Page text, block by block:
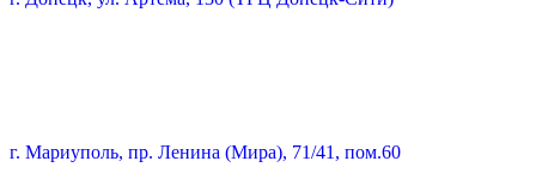
г. Мариуполь, пр. Ленина (Мира), 71/41, пом.60